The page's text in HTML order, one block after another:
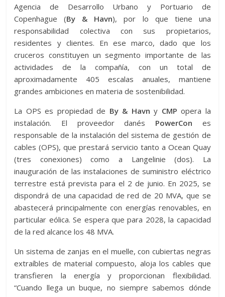
Agencia de Desarrollo Urbano y Portuario de
Copenhague (By & Havn), por lo que tiene una
responsabilidad colectiva con sus propietarios,
residentes y clientes. En ese marco, dado que los
cruceros constituyen un segmento importante de las
actividades de la compañía, con un total de
aproximadamente 405 escalas anuales, mantiene
grandes ambiciones en materia de sostenibilidad.
La OPS es propiedad de By & Havn y CMP opera la
instalación. El proveedor danés PowerCon es
responsable de la instalación del sistema de gestión de
cables (OPS), que prestará servicio tanto a Ocean Quay
(tres conexiones) como a Langelinie (dos). La
inauguración de las instalaciones de suministro eléctrico
terrestre está prevista para el 2 de junio. En 2025, se
dispondrá de una capacidad de red de 20 MVA, que se
abastecerá principalmente con energías renovables, en
particular eólica. Se espera que para 2028, la capacidad
de la red alcance los 48 MVA.
Un sistema de zanjas en el muelle, con cubiertas negras
extraíbles de material compuesto, aloja los cables que
transfieren la energía y proporcionan flexibilidad.
“Cuando llega un buque, no siempre sabemos dónde